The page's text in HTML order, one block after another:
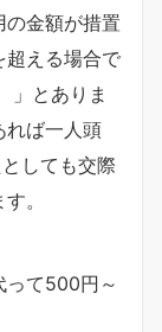
金額が措置
超える場合で
」とありま
れば一人頭
しても交際
。
って500円～